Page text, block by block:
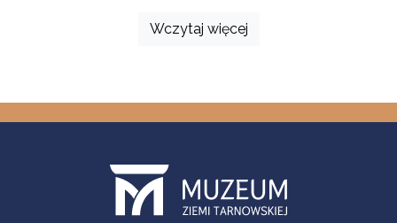
Wczytaj więcej